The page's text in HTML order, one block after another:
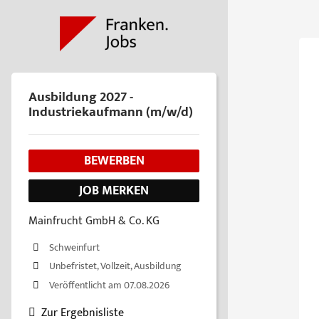
Ausbildung 2027 -
Industriekaufmann (m/w/d)
BEWERBEN
JOB MERKEN
Mainfrucht GmbH & Co. KG
Schweinfurt
Unbefristet, Vollzeit, Ausbildung
Veröffentlicht am 07.08.2026
Zur Ergebnisliste